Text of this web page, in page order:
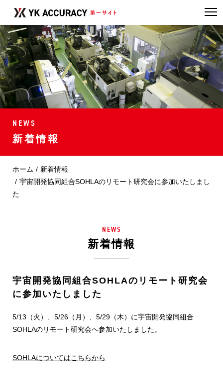
NEWS
新着情報
ホーム
新着情報
宇宙開発協同組合SOHLAのリモート研究会に参加いたしまし
た
NEWS
新着情報
宇宙開発協同組合SOHLAのリモート研究会
に参加いたしました
5/13（火）、5/26（月）、5/29（木）に宇宙開発協同組合
SOHLAのリモート研究会へ参加いたしました。
SOHLAについてはこちらから